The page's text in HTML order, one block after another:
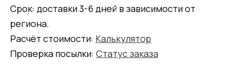
Срок: доставки 3-6 дней в зависимости от
региона.
Расчёт стоимости: Калькулятор
Проверка посылки: Статус заказа